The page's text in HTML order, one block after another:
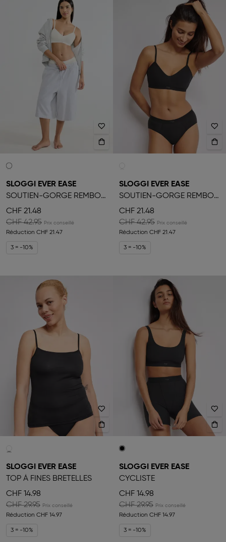
SLOGGI EVER EASE
SOUTIEN-GORGE REMBOURRÉ
CHF 21.48
CHF 42.95
Réduction CHF 21.47
3 = -10%
SLOGGI EVER EASE
SOUTIEN-GORGE REMBOURRÉ
CHF 21.48
CHF 42.95
Réduction CHF 21.47
3 = -10%
SLOGGI EVER EASE
TOP À FINES BRETELLES
CHF 14.98
CHF 29.95
Réduction CHF 14.97
3 = -10%
SLOGGI EVER EASE
CYCLISTE
CHF 14.98
CHF 29.95
Réduction CHF 14.97
3 = -10%